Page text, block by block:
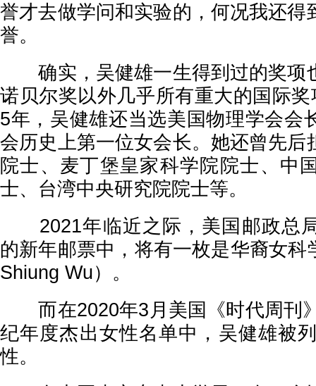
誉才去做学问和实验的，何况我还得
誉。
确实，吴健雄一生得到过的奖项
诺贝尔奖以外几乎所有重大的国际
5年，吴健雄还当选美国物理学会会
会历史上第一位女会长。她还曾先后
院士、麦丁堡皇家科学院院士、中
士、台湾中央研究院院士等。
2021年临近之际，美国邮政总
的新年邮票中，将有一枚是华裔女科
Shiung Wu）。
而在2020年3月美国《时代周刊
纪年度杰出女性名单中，吴健雄被
性。